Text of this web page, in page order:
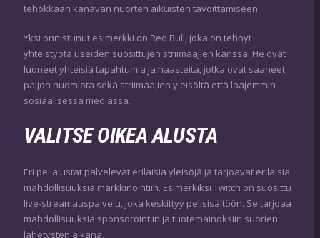
tehokkaan kanavan nuorten aikuisten tavoittamiseen.
Yksi onnistunut esimerkki on Red Bull, joka on tehnyt
yhteistyötä useiden suosittujen striimaajien kanssa. He ovat
luoneet yhteisiä tapahtumia ja haasteita, jotka ovat saaneet
paljon huomiota sekä striimaajien yleisöltä että laajemmin
sosiaalisessa mediassa.
VALITSE OIKEA ALUSTA
Eri pelialustat palvelevat erilaisia yleisöjä ja tarjoavat erilaisia
mahdollisuuksia markkinointiin. Esimerkiksi Twitch on suosittu
live-streamauspalvelu, joka keskittyy pelisisältöön. Se tarjoaa
mahdollisuuksia sponsorointiin ja tuotemainoksiin suorien
lähetysten aikana.